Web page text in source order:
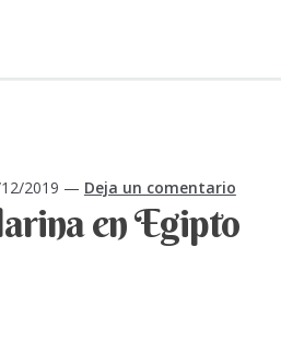
2019 — Deja un comentario
en Egipto